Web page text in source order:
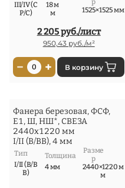
III/IV (С
Р/С)
18 м
м
р
1525×1525 мм
2 205 руб./лист
950,43 руб./м²
− 0 + В корзину
Фанера березовая, ФСФ,
Е1, Ш, НШ*, СВЕЗА
2440x1220 мм
I/II (В/ВВ), 4 мм
Тип
I/II (В/В
В)
Толщина
4 мм
Разме
р
2440×1220 м
м